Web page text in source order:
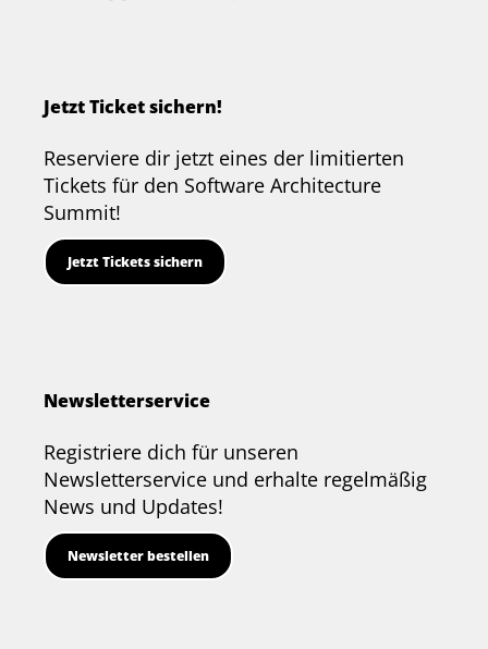
ArchitectureArchitectureArchitectureArchitecture
Jetzt Ticket sichern!
Reserviere dir jetzt eines der limitierten
Tickets für den Software Architecture
Summit!
Jetzt Tickets sichern
Newsletterservice
Registriere dich für unseren
Newsletterservice und erhalte regelmäßig
News und Updates!
Newsletter bestellen